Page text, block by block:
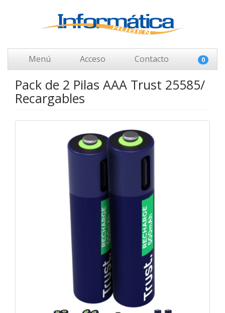
Menú Acceso Contacto 0
Pack de 2 Pilas AAA Trust 25585/
Recargables